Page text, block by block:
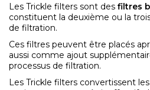
Les Trickle filters sont des filtres
constituent la deuxième ou la
de filtration.
Ces filtres peuvent être placés
aussi comme ajout
processus de filtration.
Les Trickle filters convertissent